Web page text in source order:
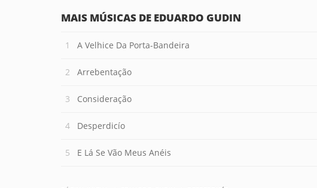
MAIS MÚSICAS DE EDUARDO GUDIN
A Velhice Da Porta-Bandeira
Arrebentação
Consideração
Desperdicío
E Lá Se Vão Meus Anéis